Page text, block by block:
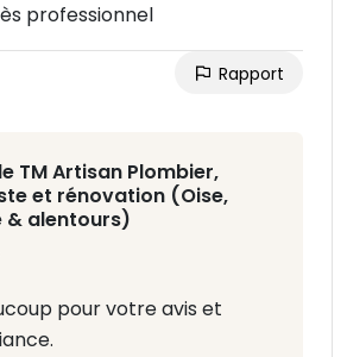
professionnel
Rapport
TM Artisan Plombier,
et rénovation (Oise,
& alentours)
pour votre avis et